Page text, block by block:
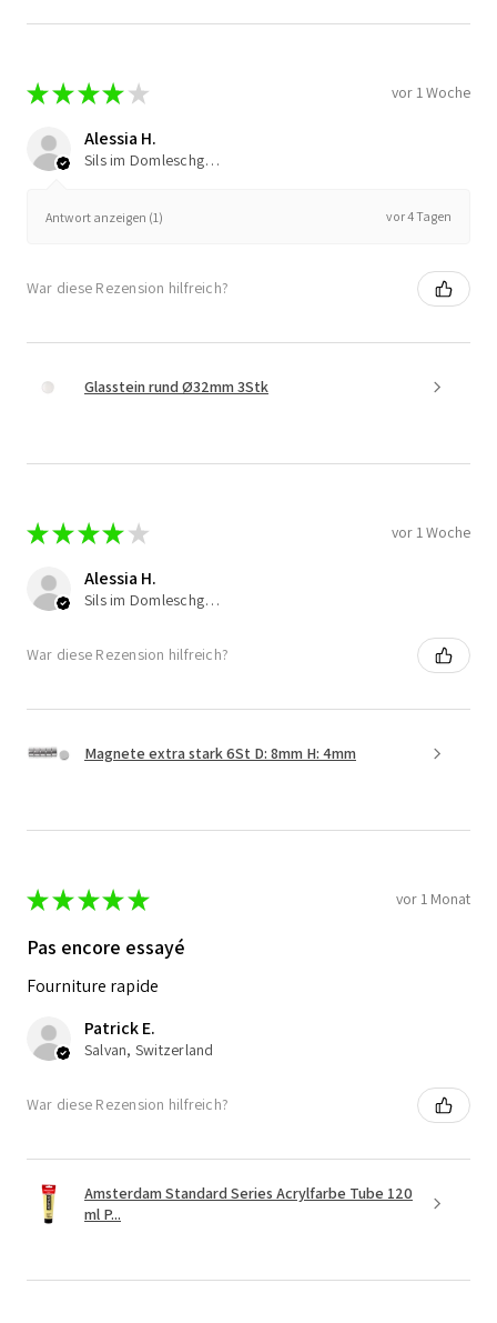
★★ ★★ ★ vor 1 Woche
Alessia H.
Sils im Domleschg, Switzerland
Antwort anzeigen (1) vor 4 Tagen
War diese Rezension hilfreich?
Glasstein rund Ø32mm 3Stk
★★ ★★ ★ vor 1 Woche
Alessia H.
Sils im Domleschg, Switzerland
War diese Rezension hilfreich?
Magnete extra stark 6St D: 8mm H: 4mm
★★ ★★★ vor 1 Monat
Pas encore essayé
Fourniture rapide
Patrick E.
Salvan, Switzerland
War diese Rezension hilfreich?
Amsterdam Standard Series Acrylfarbe Tube 120
ml P...